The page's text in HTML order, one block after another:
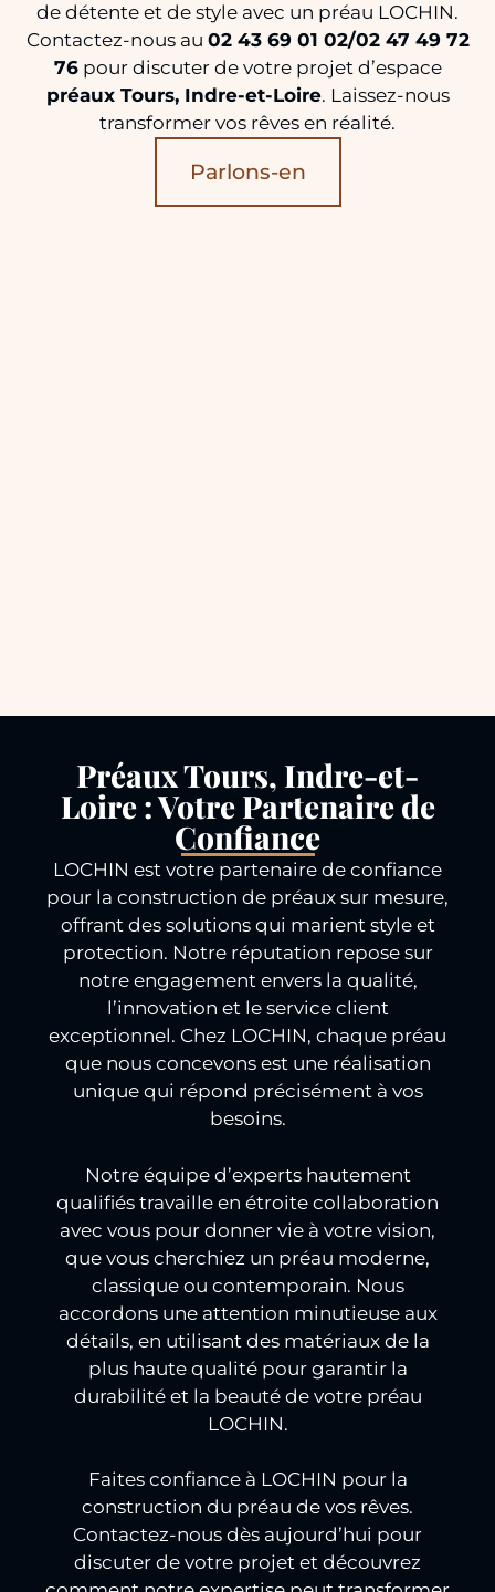
de détente et de style avec un préau LOCHIN.
Contactez-nous au 02 43 69 01 02/02 47 49 72
76pour discuter de votre projet d’espace
préaux Tours, Indre-et-Loire. Laissez-nous
transformer vos rêves en réalité.
Parlons-en
Préaux Tours, Indre-et-
Loire : Votre Partenaire de
Confiance
LOCHIN est votre partenaire de confiance
pour la construction de préaux sur mesure,
offrant des solutions qui marient style et
protection. Notre réputation repose sur
notre engagement envers la qualité,
l’innovation et le service client
exceptionnel. Chez LOCHIN, chaque préau
que nous concevons est une réalisation
unique qui répond précisément à vos
besoins.
Notre équipe d’experts hautement
qualifiés travaille en étroite collaboration
avec vous pour donner vie à votre vision,
que vous cherchiez un préau moderne,
classique ou contemporain. Nous
accordons une attention minutieuse aux
détails, en utilisant des matériaux de la
plus haute qualité pour garantir la
durabilité et la beauté de votre préau
LOCHIN.
Faites confiance à LOCHIN pour la
construction du préau de vos rêves.
Contactez-nous dès aujourd’hui pour
discuter de votre projet et découvrez